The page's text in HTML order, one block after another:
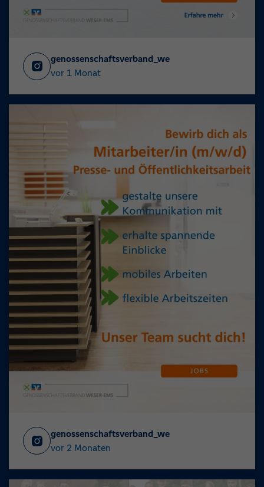
genossenschaftsverband_we
vor 1 Monat
genossenschaftsverband_we
vor 2 Monaten